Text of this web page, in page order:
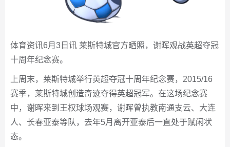
体育资讯6月3日讯 莱斯特城官方晒照，谢晖观战英超夺冠
十周年纪念赛。
上周末，莱斯特城举行英超夺冠十周年纪念赛，2015/16
赛季，莱斯特城创造奇迹夺得英超冠军。在这场纪念赛
中，谢晖来到王权球场观赛，谢晖曾执教南通支云、大连
人、长春亚泰等队，去年5月离开亚泰后一直处于赋闲状
态。